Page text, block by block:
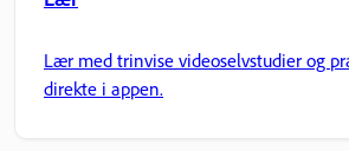
Lær med trinvise videoselvstudier og
direkte i appen.